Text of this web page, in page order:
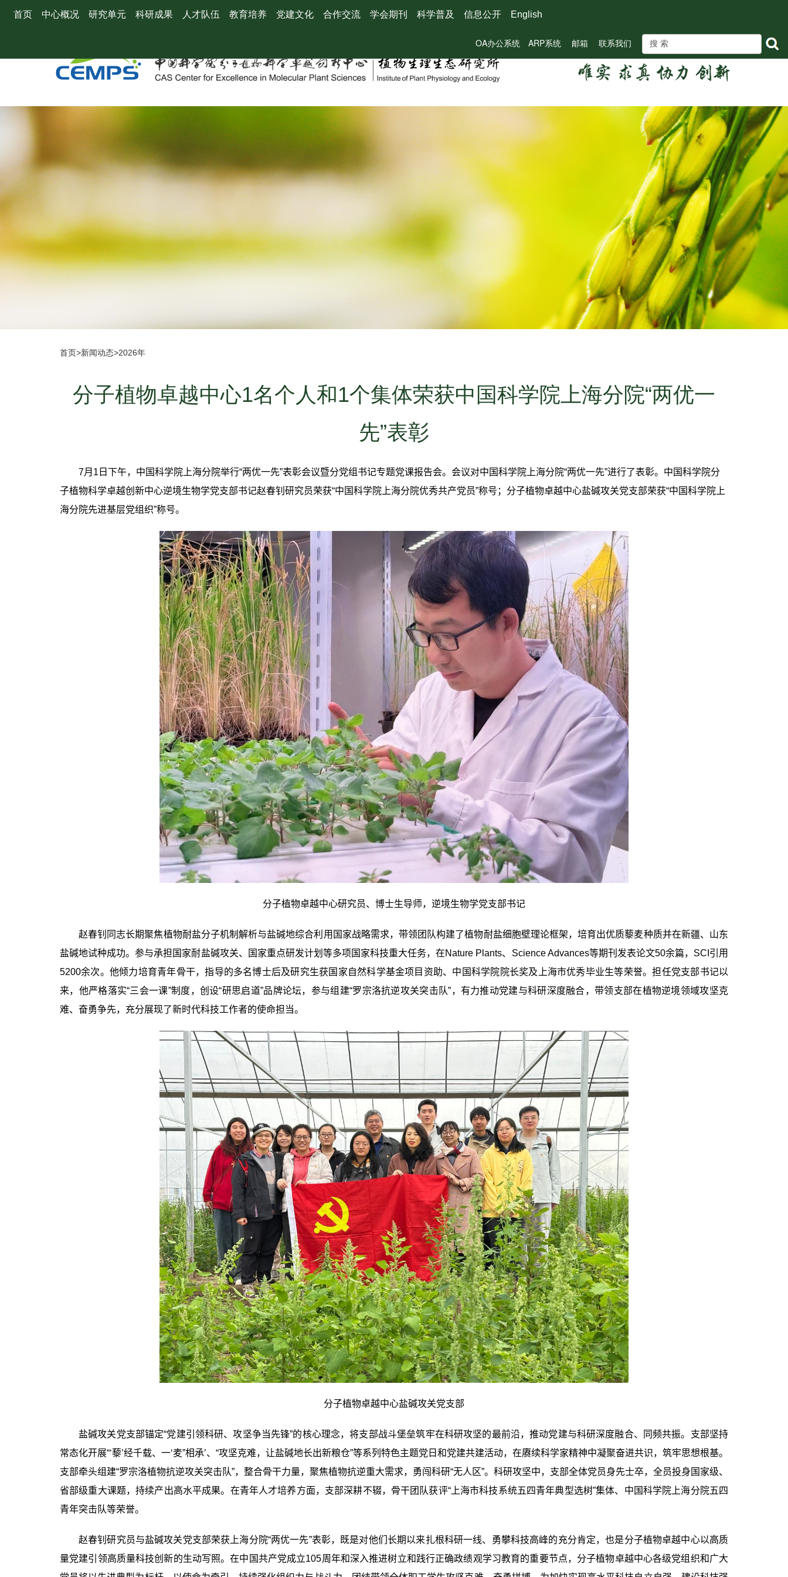
首页 中心概况 研究单元 科研成果 人才队伍 教育培养 党建文化 合作交流 学会期刊 科学普及 信息公开 English
OA办公系统 ARP系统 邮箱 联系我们
首页>新闻动态>2026年
分子植物卓越中心1名个人和1个集体荣获中国科学院上海分院“两优一
先”表彰
7月 1 日下午，中国科学院上海分院举行“两优一先”表彰会议暨分党组书记专题党课报告会。会议对中国科学院上海分院“两优一先”进行了表彰。中国科学院分
子植物科学卓越创新中心逆境生物学党支部书记赵春钊研究员荣获“中国科学院上海分院优秀共产党员”称号；分子植物卓越中心盐碱攻关党支部荣获“中国科学院上
海分院先进基层党组织”称号。
分子植物卓越中心研究员、博士生导师，逆境生物学党支部书记
赵春钊同志长期聚焦植物耐盐分子机制解析与盐碱地综合利用国家战略需求，带领团队构建了植物耐盐细胞壁理论框架，培育出优质藜麦种质并在新疆、山东
盐碱地试种成功。参与承担国家耐盐碱攻关、国家重点研发计划等多项国家科技重大任务，在Nature Plants、 Science Advances等期刊发表论文50余篇， SCI 引用
5200余次。他倾力培育青年骨干，指导的多名博士后及研究生获国家自然科学基金项目资助、中国科学院院长奖及上海市优秀毕业生等荣誉。担任党支部书记以
来，他严格落实“三会一课”制度，创设“研思启道”品牌论坛，参与组建“罗宗洛抗逆攻关突击队”，有力推动党建与科研深度融合，带领支部在植物逆境领域攻坚克
难、奋勇争先，充分展现了新时代科技工作者的使命担当。
分子植物卓越中心盐碱攻关党支部
盐碱攻关党支部锚定“党建引领科研、攻坚争当先锋”的核心理念，将支部战斗堡垒筑牢在科研攻坚的最前沿，推动党建与科研深度融合、同频共振。支部坚持
常态化开展“‘藜’经千载、一‘麦”相承’、“攻坚克难，让盐碱地长出新粮仓”等系列特色主题党日和党建共建活动，在赓续科学家精神中凝聚奋进共识，筑牢思想根基。
支部牵头组建“罗宗洛植物抗逆攻关突击队”，整合骨干力量，聚焦植物抗逆重大需求，勇闯科研“无人区”。科研攻坚中， 支部全体党员身先士卒，全员投身国家级、
省部级重大课题，持续产出高水平成果。在青年人才培养方面，支部深耕不辍，骨干团队获评“上海市科技系统五四青年典型选树”集体、中国科学院上海分院五四
青年突击队等荣誉。
赵春钊研究员与盐碱攻关党支部荣获上海分院“两优一先”表彰，既是对他们长期以来扎根科研一线、勇攀科技高峰的充分肯定，也是分子植物卓越中心以高质
量党建引领高质量科技创新的生动写照。在中国共产党成立105周年和深入推进树立和践行正确政绩观学习教育的重要节点，分子植物卓越中心各级党组织和广大